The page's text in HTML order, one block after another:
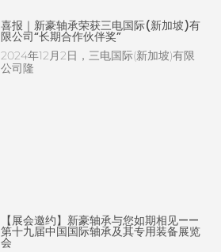
喜报｜新豪轴承荣获三电国际(新加坡)有
限公司“长期合作伙伴奖”
2024年12月2日，三电国际(新加坡)有限
公司隆
【展会邀约】新豪轴承与您如期相见——
第十九届中国国际轴承及其专用装备展览
会